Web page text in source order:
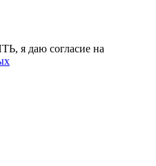
я даю согласие на